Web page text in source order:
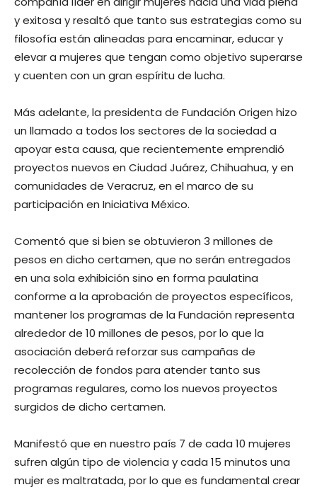
y exitosa y resaltó que tanto sus estrategias como su
filosofía están alineadas para encaminar, educar y
elevar a mujeres que tengan como objetivo superarse
y cuenten con un gran espíritu de lucha.
Más adelante, la presidenta de Fundación Origen hizo
un llamado a todos los sectores de la sociedad a
apoyar esta causa, que recientemente emprendió
proyectos nuevos en Ciudad Juárez, Chihuahua, y en
comunidades de Veracruz, en el marco de su
participación en Iniciativa México.
Comentó que si bien se obtuvieron 3 millones de
pesos en dicho certamen, que no serán entregados
en una sola exhibición sino en forma paulatina
conforme a la aprobación de proyectos específicos,
mantener los programas de la Fundación representa
alrededor de 10 millones de pesos, por lo que la
asociación deberá reforzar sus campañas de
recolección de fondos para atender tanto sus
programas regulares, como los nuevos proyectos
surgidos de dicho certamen.
Manifestó que en nuestro país 7 de cada 10 mujeres
sufren algún tipo de violencia y cada 15 minutos una
mujer es maltratada, por lo que es fundamental crear